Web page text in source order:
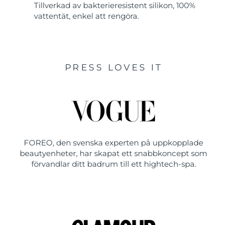
Tillverkad av bakterieresistent silikon, 100%
vattentät, enkel att rengöra.
PRESS LOVES IT
FOREO, den svenska experten på uppkopplade
beautyenheter, har skapat ett snabbkoncept som
förvandlar ditt badrum till ett hightech-spa.